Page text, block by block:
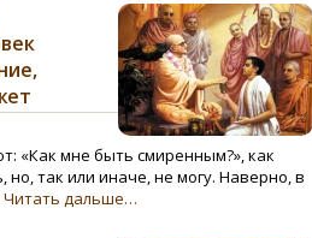
«Как мне быть смиренным?», как
так или иначе, не могу. Наверно, в
дальше…